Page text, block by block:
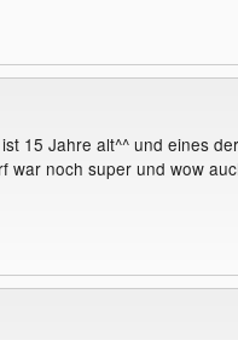
15 Jahre alt^^ und eines der
war noch super und wow